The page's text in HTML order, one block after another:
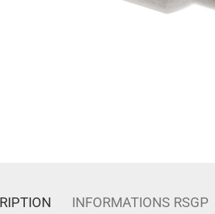
INFORMATIONS RSGP